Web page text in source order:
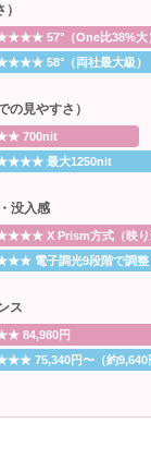
57°（One比38%大
58°（両社最大級）
見やすさ）
700nit
最大1250nit
没入感
X Prism方式（映り
電子調光9段階で調整
ス
84,980円
75,340円〜（約9,640